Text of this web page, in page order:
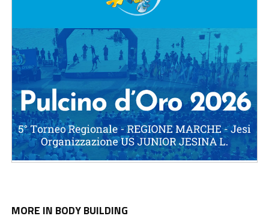
MORE IN BODY BUILDING